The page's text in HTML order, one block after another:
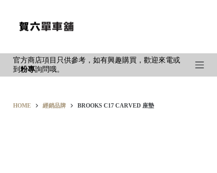
o
官方商店項目只供參考，如有興趣購買，歡迎來電或
到 粉專詢問哦。
HOME 經銷品牌 BROOKS C17 CARVED 座墊